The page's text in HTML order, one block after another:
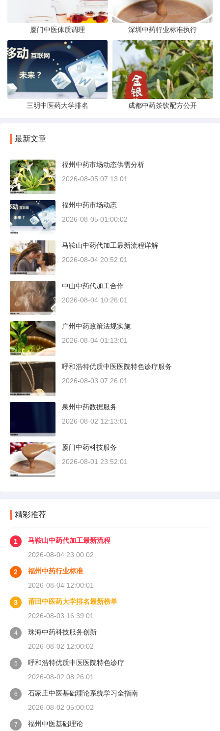
厦门中医体质调理 深圳中药行业标准执行
三明中医药大学排名 成都中药茶饮配方公开
最新文章
福州中药市场动态供需分析
2026-08-05 07:13:01
福州中药市场动态
2026-08-05 01:00:02
马鞍山中药代加工最新流程详解
2026-08-04 20:52:01
中山中药代加工合作
2026-08-04 10:26:01
广州中药政策法规实施
2026-08-04 01:13:01
呼和浩特优质中医医院特色诊疗服务
2026-08-03 07:26:01
泉州中药数据服务
2026-08-02 12:13:01
厦门中药科技服务
2026-08-01 23:52:01
精彩推荐
1
马鞍山中药代加工最新流程
2026-08-04 23:00:02
2
福州中药行业标准
2026-08-04 12:00:01
3
莆田中医药大学排名最新榜单
2026-08-03 16:39:01
4
珠海中药科技服务创新
2026-08-02 12:00:02
5
呼和浩特优质中医医院特色诊疗
2026-08-02 08:26:01
6
石家庄中医基础理论系统学习全指南
2026-08-02 05:00:02
7 福州中医基础理论